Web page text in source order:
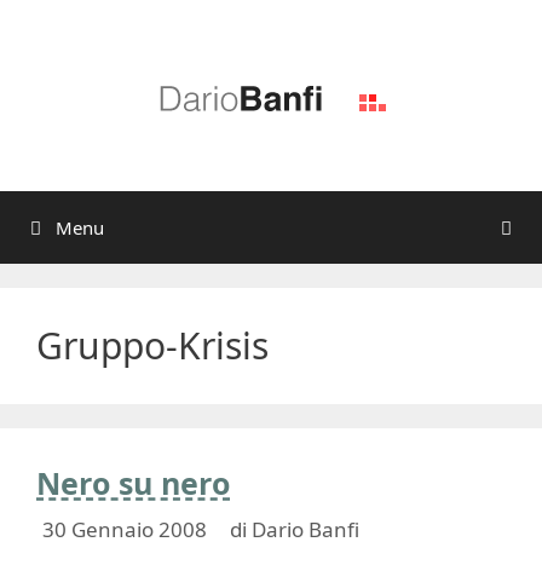
Menu
Gruppo-Krisis
Nero su nero
30 Gennaio 2008 di Dario Banfi